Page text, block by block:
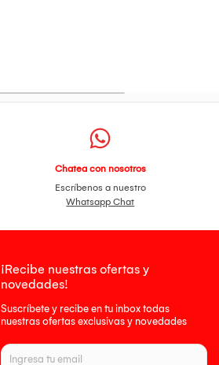
Chatea con nosotros
Escríbenos a nuestro
Whatsapp Chat
¡Recibe nuestras ofertas y
novedades!
Suscríbete y recibe en tu inbox todas
nuestras ofertas exclusivas y novedades